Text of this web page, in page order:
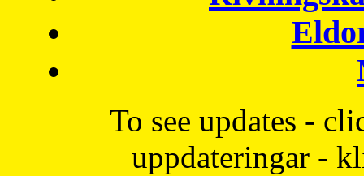
To see updates -
uppdateringar -